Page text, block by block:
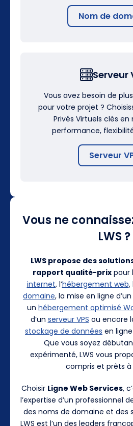
Nom de
Serveur
Vous avez besoin de
pour votre projet ?
Privés Virtuels clés
performance,
Serveur
Vous ne
LWS ?
LWS propose des
rapport qualité-prixpour
internet, l’hébergement web,
domaine, la mise en ligne
un hébergement optimisé
d’un serveur VPS ou encore
stockage de données en
Que vous soyez
expérimenté, LWS vous
compris et prêts à
Choisir Ligne Web Services,
l’expertise d’un professionnel
des noms de domaine et des
LWS est l’un des leaders